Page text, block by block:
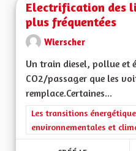
Electrification des
plus fréquentées
Wierscher
Un train diesel, pollue et
CO2/passager que les
remplace.Certaines...
Filtrer les résultats de la
Les transitions
environnementales et